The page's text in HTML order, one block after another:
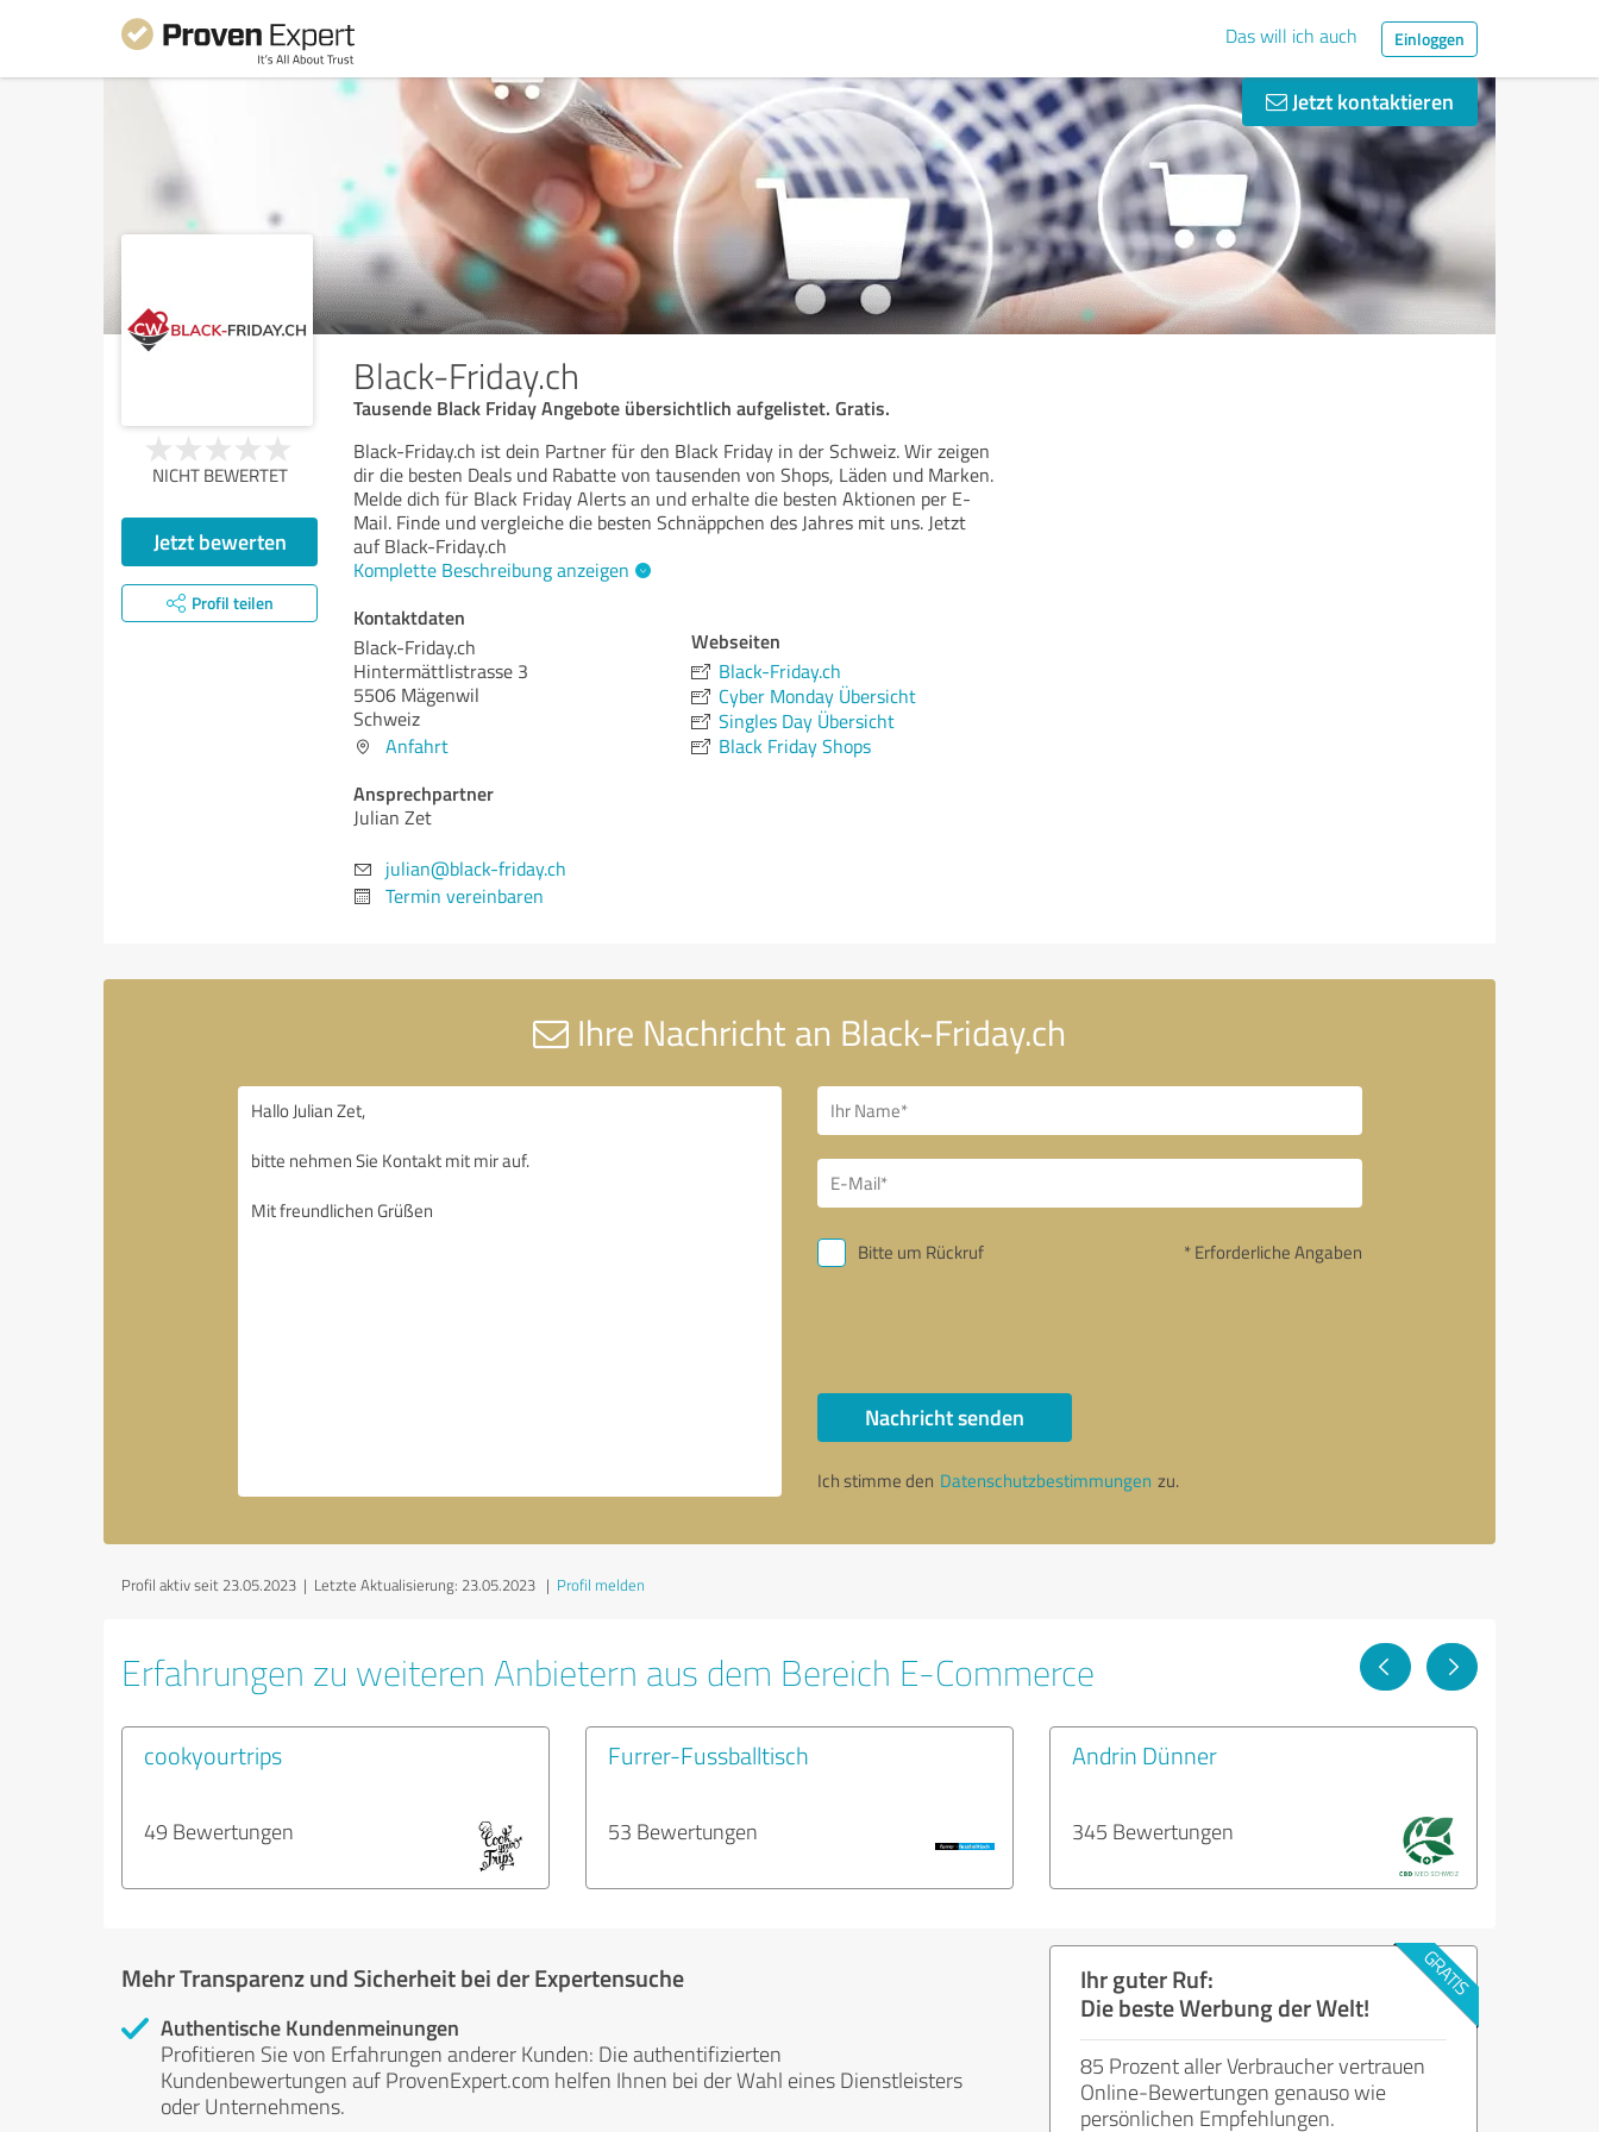
Das will ich auch Einloggen
Jetzt kontaktieren
Black-Friday.ch
Tausende Black Friday Angebote übersichtlich aufgelistet. Gratis.
NICHT BEWERTET
Jetzt bewerten
Profil teilen
Black-Friday.ch ist dein Partner für den Black Friday in der Schweiz. Wir zeigen
dir die besten Deals und Rabatte von tausenden von Shops, Läden und Marken.
Melde dich für Black Friday Alerts an und erhalte die besten Aktionen per E-
Mail. Finde und vergleiche die besten Schnäppchen des Jahres mit uns. Jetzt
auf Black-Friday.ch
Komplette Beschreibung anzeigen
Kontaktdaten
Black-Friday.ch
Hintermättlistrasse 3
5506 Mägenwil
Schweiz
Anfahrt
Ansprechpartner
Julian Zet
julian@black-friday.ch
Termin vereinbaren
Webseiten
Black-Friday.ch
Cyber Monday Übersicht
Singles Day Übersicht
Black Friday Shops
Ihre Nachricht an Black-Friday.ch
Bitte um Rückruf * Erforderliche Angaben
Nachricht senden
Ich stimme den Datenschutzbestimmungen zu.
Profil aktiv seit 23.05.2023 | Letzte Aktualisierung: 23.05.2023 | Profil melden
Erfahrungen zu weiteren Anbietern aus dem Bereich E-Commerce
cookyourtrips
49 Bewertungen
Furrer-Fussballtisch
53 Bewertungen
Andrin Dünner
345 Bewertungen
Mehr Transparenz und Sicherheit bei der Expertensuche
Authentische Kundenmeinungen
Profitieren Sie von Erfahrungen anderer Kunden: Die authentifizierten
Kundenbewertungen auf ProvenExpert.com helfen Ihnen bei der Wahl eines Dienstleisters
oder Unternehmens.
Ihr guter Ruf:
Die beste Werbung der Welt!
85 Prozent aller Verbraucher vertrauen
Online-Bewertungen genauso wie
persönlichen Empfehlungen.